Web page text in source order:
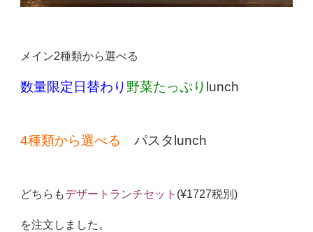
メイン2種類から選べる
数量限定日替わり 野菜たっぷり lunch
4種類から選べる パスタlunch
どちらもデザートランチセット (¥1727税別)
を注文しました。